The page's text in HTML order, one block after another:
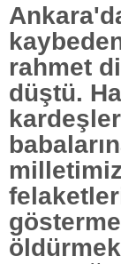
rahmet
düştü.